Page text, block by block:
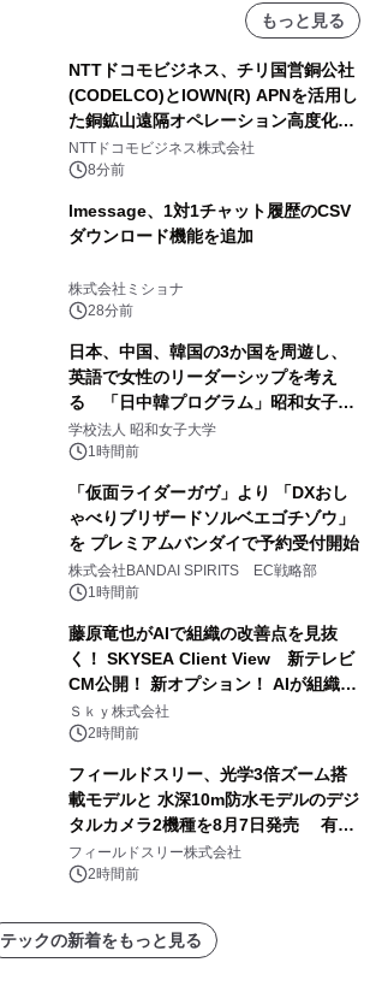
もっと見る
NTTドコモビジネス、チリ国営銅公社
(CODELCO)とIOWN(R) APNを活用し
た銅鉱山遠隔オペレーション高度化に
向けた調査・実証を開始
NTTドコモビジネス株式会社
8分前
lmessage、1対1チャット履歴のCSV
ダウンロード機能を追加
株式会社ミショナ
28分前
日本、中国、韓国の3か国を周遊し、
英語で女性のリーダーシップを考え
る 「日中韓プログラム」昭和女子大
学で開催
学校法人 昭和女子大学
1時間前
「仮面ライダーガヴ」より 「DXおし
ゃべりブリザードソルベエゴチゾウ」
を プレミアムバンダイで予約受付開始
株式会社BANDAI SPIRITS EC戦略部
1時間前
藤原竜也がAIで組織の改善点を見抜
く！ SKYSEA Client View 新テレビ
CM公開！ 新オプション！ AIが組織の
業務実態を分析し労務改善を支援。 藤
原竜也メイキング動画公開 「もしAIが
る自信がある」「昨年の夏はカブトム
シを捕まえたり、虫と戦ったり…」
Ｓｋｙ株式会社
2時間前
フィールドスリー、光学3倍ズーム搭
載モデルと 水深10m防水モデルのデジ
タルカメラ2機種を8月7日発売 有効
約1300万画素、用途別に選べるコンデ
ジ新登場
フィールドスリー株式会社
2時間前
テックの新着をもっと見る